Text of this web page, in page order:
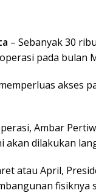
– Sebanyak 30
pada bulan
akses
Ambar
akan dilakukan
atau April,
fisiknya